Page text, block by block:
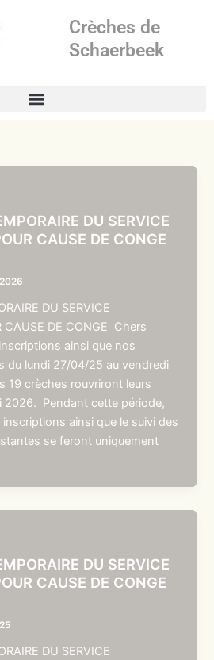
Crèches de
Schaerbeek
DU SERVICE
CAUSE DE CONGE
DU SERVICE
CAUSE DE CONGE Chers
ainsi que nos
du lundi 27/04/25 au vendredi
19 crèches rouvriront leurs
2026. Pendant cette période,
ainsi que le suivi des
se feront uniquement
DU SERVICE
CAUSE DE CONGE
DU SERVICE